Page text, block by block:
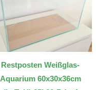
Restposten Weißglas-
Aquarium 60x30x36cm